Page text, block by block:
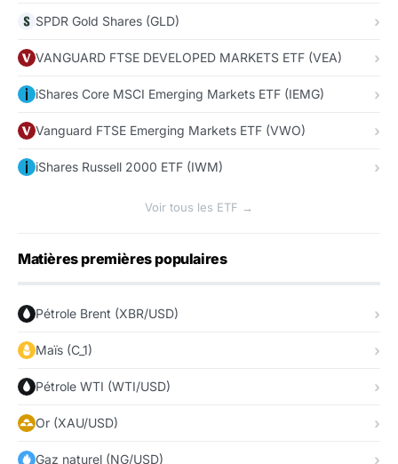
SPDR Gold Shares (GLD)
VANGUARD FTSE DEVELOPED MARKETS ETF (VEA)
iShares Core MSCI Emerging Markets ETF (IEMG)
Vanguard FTSE Emerging Markets ETF (VWO)
iShares Russell 2000 ETF (IWM)
Voir tous les ETF →
Matières premières populaires
Pétrole Brent (XBR/USD)
Maïs (C_1)
Pétrole WTI (WTI/USD)
Or (XAU/USD)
Gaz naturel (NG/USD)